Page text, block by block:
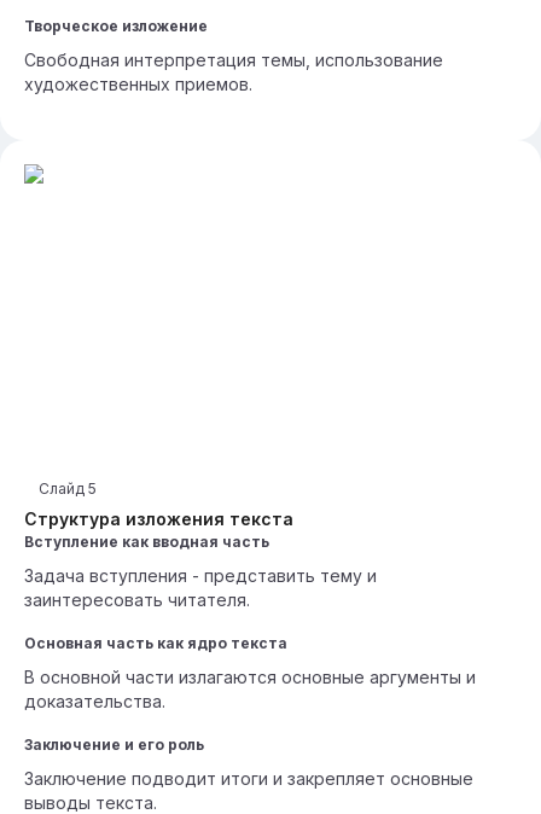
Творческое изложение
Свободная интерпретация темы, использование
художественных приемов.
Структура изложения текста
Слайд 5
Вступление как вводная часть
Задача вступления - представить тему и
заинтересовать читателя.
Основная часть как ядро текста
В основной части излагаются основные аргументы и
доказательства.
Заключение и его роль
Заключение подводит итоги и закрепляет основные
выводы текста.